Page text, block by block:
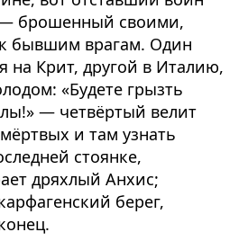
— брошенный своими,
бывшим врагам. Один
на Крит, другой в Италию,
«Будете грызть
— четвёртый велит
и там узнать
стоянке,
дряхлый Анхис;
берег,